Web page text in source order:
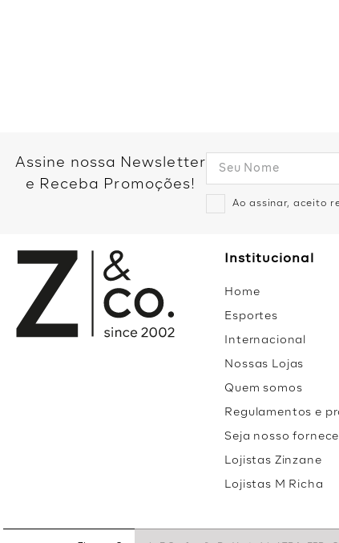
Assine nossa Newsletter
e Receba Promoções!
Ao assinar, aceito
Institucional
Home
Esportes
Internacional
Nossas Lojas
Quem somos
Regulamentos e
Seja nosso
Lojistas Zinzane
Lojistas M Richa